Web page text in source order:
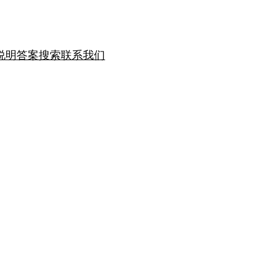
明答案搜索联系我们